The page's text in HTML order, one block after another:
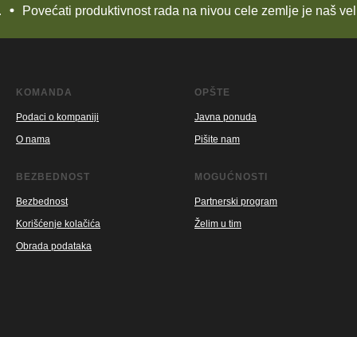
produktivnost rada na nivou cele zemlje je naš veliki,
KOMANDA
Podaci o kompaniji
O nama
OPŠTE
Javna ponuda
Pišite nam
BEZBEDNOST
Bezbednost
Korišćenje kolačića
Obrada podataka
MOGUĆNOSTI
Partnerski program
Želim u tim